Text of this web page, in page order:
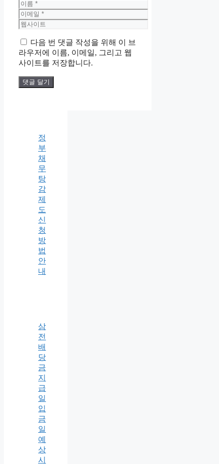
이
름
이
메
웹
이
트
다음 번 댓글 작성을 위해 이 브
라우저에 이름, 이메일, 그리고 웹
사이트를 저장합니다.
정
부
채
무
탕
감
제
도
신
청
방
법
안
내
삼
전
배
당
금
지
급
일
입
금
일
예
상
시